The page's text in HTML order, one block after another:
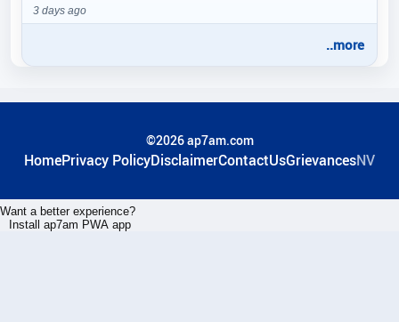
3 days ago
..more
©2026 ap7am.com
HomePrivacy PolicyDisclaimerContactUsGrievancesNV
Want a better experience?
Install ap7am PWA app